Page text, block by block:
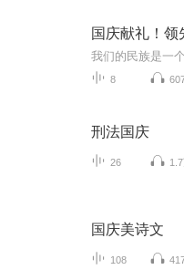
国庆献礼！领
8
刑法国庆
26
国庆美诗文
108